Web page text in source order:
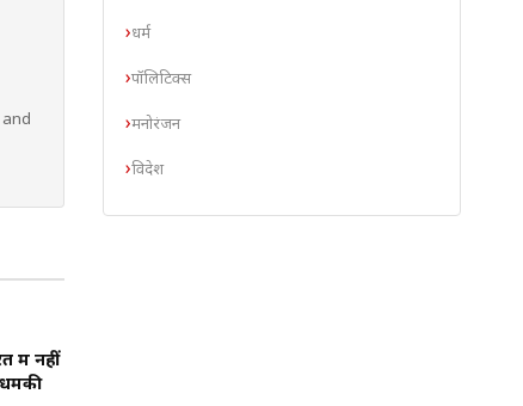
में नहीं
धर्म
पॉलिटिक्स
मनोरंजन
विदेश